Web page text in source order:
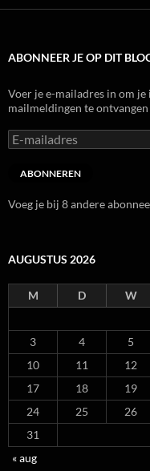
ABONNEER JE OP DIT
Voer je e-mailadres in om
mailmeldingen te
E-
mailadres
ABONNEREN
Voeg je bij 8 andere
AUGUSTUS 2026
M D W
3
4 5
10
11 12
17
18 19
24
25 26
31
« aug